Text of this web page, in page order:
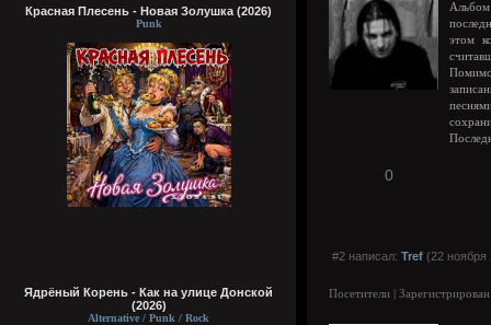
Красная Плесень - Новая Золушка (2026)
Punk
Ядрёный Корень - Как на улице Донской
(2026)
Alternative / Punk / Rock
этом
0
#2 написал: Tref (22 ноября
Посетители |